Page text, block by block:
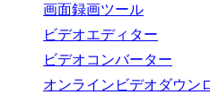
画面録画ツール
ビデオエディター
ビデオコンバーター
オンラインビデオダウン